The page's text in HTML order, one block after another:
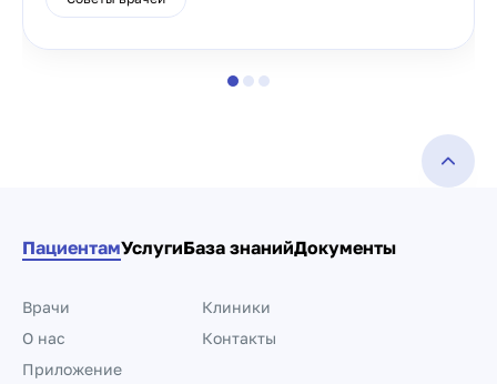
ПациентамУслугиБаза знанийДокументы
Врачи
Клиники
О нас
Контакты
Приложение